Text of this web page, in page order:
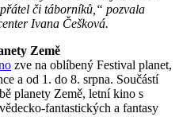
či táborníků,“ pozvala
Ivana Češková.
Země
zve na oblíbený Festival planet,
a od 1. do 8. srpna. Součástí
planety Země, letní kino s
fantastických a fantasy